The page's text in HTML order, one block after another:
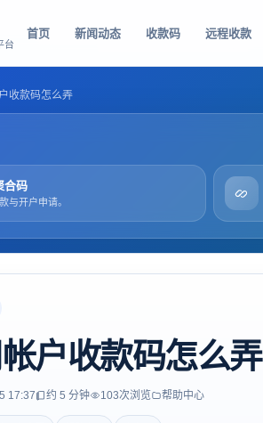
台
首页 新闻动态 收款码 远程收款
收款码怎么弄
合码
与开户申请。
户收款码怎么弄
17:37 约 5 分钟 103次浏览 帮助中心